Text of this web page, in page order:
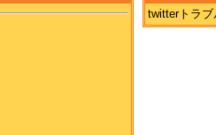
twitterトラ